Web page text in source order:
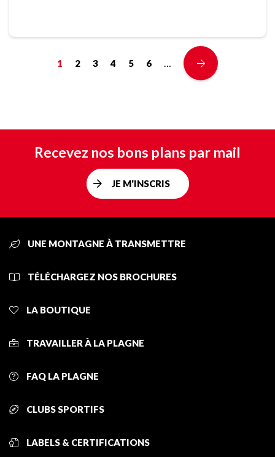
1 2 3 4 5 6 …
Recevez nos bons plans par mail
JE M'INSCRIS
UNE MONTAGNE À TRANSMETTRE
TÉLÉCHARGEZ NOS BROCHURES
LA BOUTIQUE
TRAVAILLER À LA PLAGNE
FAQ LA PLAGNE
CLUBS SPORTIFS
LABELS & CERTIFICATIONS